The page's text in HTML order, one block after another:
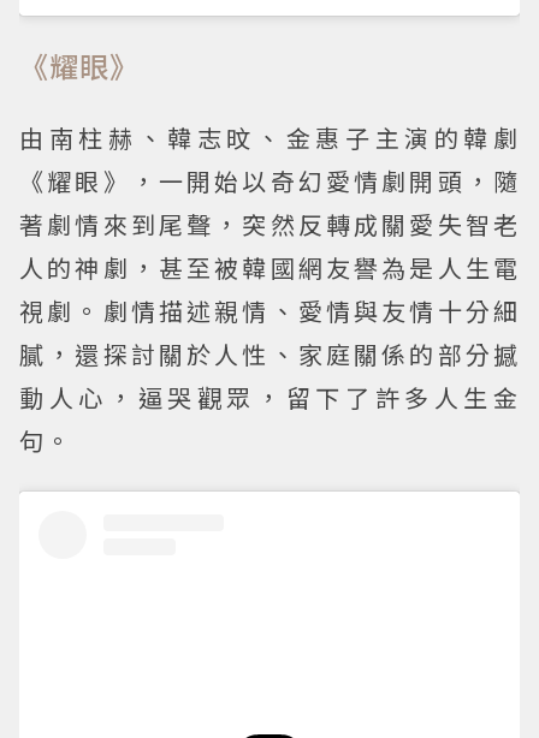
《耀眼》
由南柱赫、韓志旼、金惠子主演的韓劇
《耀眼》，一開始以奇幻愛情劇開頭，隨
著劇情來到尾聲，突然反轉成關愛失智老
人的神劇，甚至被韓國網友譽為是人生電
視劇。劇情描述親情、愛情與友情十分細
膩，還探討關於人性、家庭關係的部分撼
動人心，逼哭觀眾，留下了許多人生金
句。